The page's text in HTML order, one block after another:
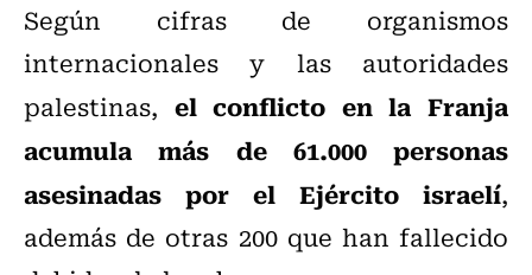
Según cifras de organismos
internacionales y las autoridades
palestinas, el conflicto en la Franja
acumula más de 61.000 personas
asesinadas por el Ejército israelí,
además de otras 200 que han fallecido